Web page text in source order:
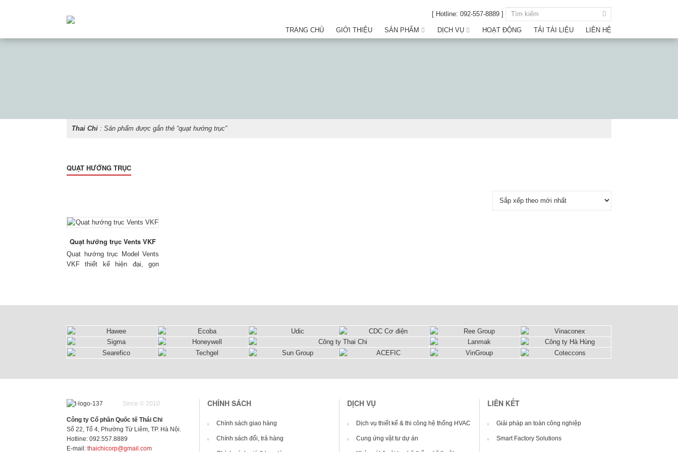
[ Hotline: 092-557-8889 ]
TRANG CHỦ GIỚI THIỆU SẢN PHẨM DỊCH VỤ HOẠT ĐỘNG TẢI TÀI LIỆU LIÊN HỆ
Thai Chi : Sản phẩm được gắn thẻ “quạt hướng trục”
QUẠT HƯỚNG TRỤC
Quạt hướng trục Vents VKF
Quạt hướng trục Model Vents
VKF thiết kế hiện đại, gọn
công trình tòa nhà chung cư,
mại và công nghiệp.
Since © 2010
Công ty Cổ phần Quốc tế Thái Chi
Số 22, Tổ 4, Phường Từ Liêm, TP. Hà Nội.
Hotline: 092.557.8889
E-mail: thaichicorp@gmail.com
CHÍNH SÁCH
Chính sách giao hàng
Chính sách đổi, trả hàng
DỊCH VỤ
Dịch vụ thiết kế & thi công hệ thống HVAC
Cung ứng vật tư dự án
LIÊN KẾT
Giải pháp an toàn công nghiệp
Smart Factory Solutions